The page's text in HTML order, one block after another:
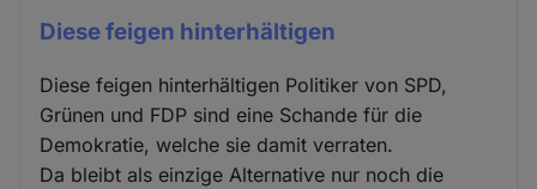
Diese feigen hinterhältigen
Diese feigen hinterhältigen Politiker von SPD,
Grünen und FDP sind eine Schande für die
Demokratie, welche sie damit verraten.
Da bleibt als einzige Alternative nur noch die